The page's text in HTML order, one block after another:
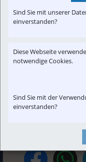
Interessensgruppen
Austria-In-Motion
Themenbereiche
Sind Sie mit unserer
einverstanden?
Diese Webseite
notwendige Cookies.
Sind Sie mit der
einverstanden?